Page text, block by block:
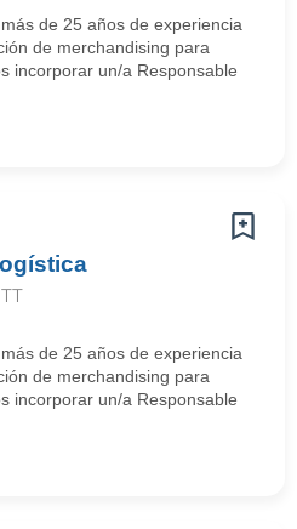
de 25 años de experiencia
de merchandising para
incorporar un/a Responsable
de 25 años de experiencia
de merchandising para
incorporar un/a Responsable